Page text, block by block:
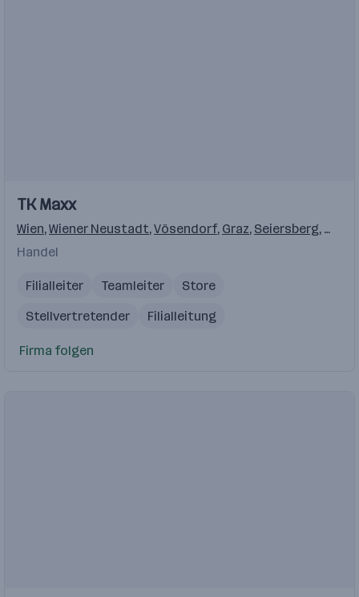
Einblicke
TK Maxx
Wien,Wiener Neustadt,Vösendorf, Graz, Seiersberg, St.
Handel
Filialleiter Teamleiter
Store
Stellvertretender
Filialleitung
Firma folgen